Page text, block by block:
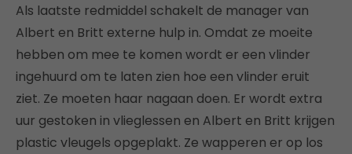
Als laatste redmiddel schakelt de manager van
Albert en Britt externe hulp in. Omdat ze moeite
hebben om mee te komen wordt er een vlinder
ingehuurd om te laten zien hoe een vlinder eruit
ziet. Ze moeten haar nagaan doen. Er wordt extra
uur gestoken in vlieglessen en Albert en Britt krijgen
plastic vleugels opgeplakt. Ze wapperen er op los